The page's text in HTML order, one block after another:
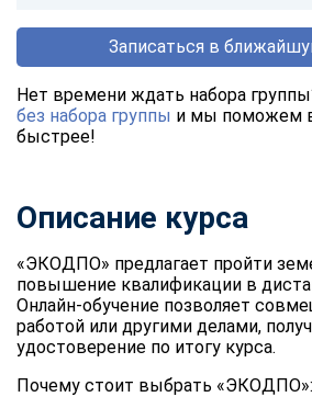
Записаться в
Нет времени ждать набора
без набора группы и мы поможем
быстрее!
Описание курса
«ЭКОДПО» предлагает пройти
повышение квалификации в
Онлайн-обучение позволяет
работой или другими делами,
удостоверение по итогу курса.
Почему стоит выбрать «ЭКОДПО»: